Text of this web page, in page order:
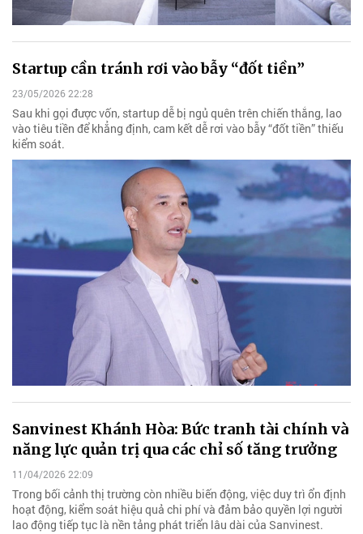
Startup cần tránh rơi vào bẫy “đốt tiền”
23/05/2026 22:28
Sau khi gọi được vốn, startup dễ bị ngủ quên trên chiến thắng, lao
vào tiêu tiền để khẳng định, cam kết dễ rơi vào bẫy “đốt tiền” thiếu
kiểm soát.
Sanvinest Khánh Hòa: Bức tranh tài chính và
năng lực quản trị qua các chỉ số tăng trưởng
11/04/2026 22:09
Trong bối cảnh thị trường còn nhiều biến động, việc duy trì ổn định
hoạt động, kiểm soát hiệu quả chi phí và đảm bảo quyền lợi người
lao động tiếp tục là nền tảng phát triển lâu dài của Sanvinest.